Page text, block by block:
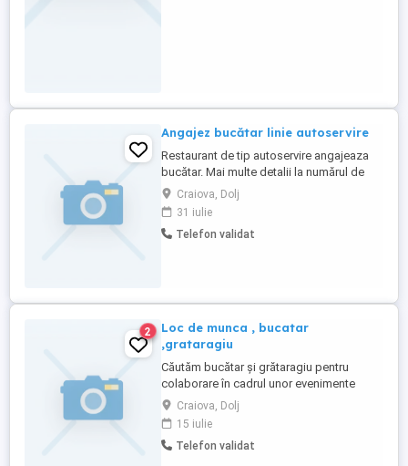
Angajez bucătar linie autoservire
Restaurant de tip autoservire angajeaza
bucătar. Mai multe detalii la numărul de
telefonCraiova, Dolj
31 iulie
Telefon validat
2
Loc de munca , bucatar
,grataragiu
Căutăm bucătar și grătaragiu pentru
colaborare în cadrul unor evenimente
organizate periodic (nunți, botezuri,
petreceri private, evenimente corporate
etc.). Program flexibil, activitatea se
desfășoară doar în anumite perioade, în
Craiova, Dolj
15 iulie
Telefon validat